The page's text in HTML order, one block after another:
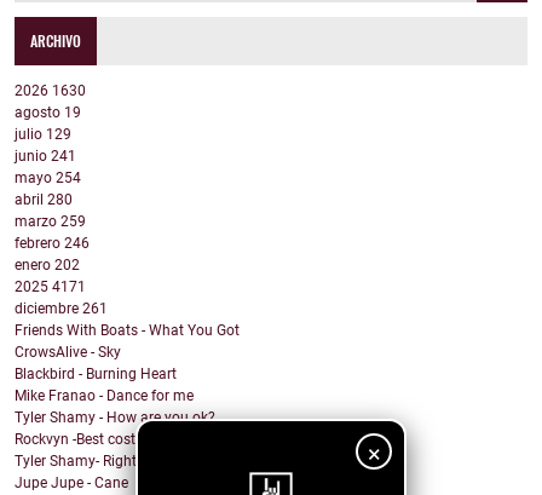
×
ARCHIVO
2026 1630
agosto 19
julio 129
junio 241
mayo 254
abril 280
marzo 259
febrero 246
enero 202
2025 4171
diciembre 261
Friends With Boats - What You Got
CrowsAlive - Sky
Blackbird - Burning Heart
Mike Franao - Dance for me
Tyler Shamy - How are you ok?
Rockvyn -Best costumer
Tyler Shamy- Right?
Jupe Jupe - Cane